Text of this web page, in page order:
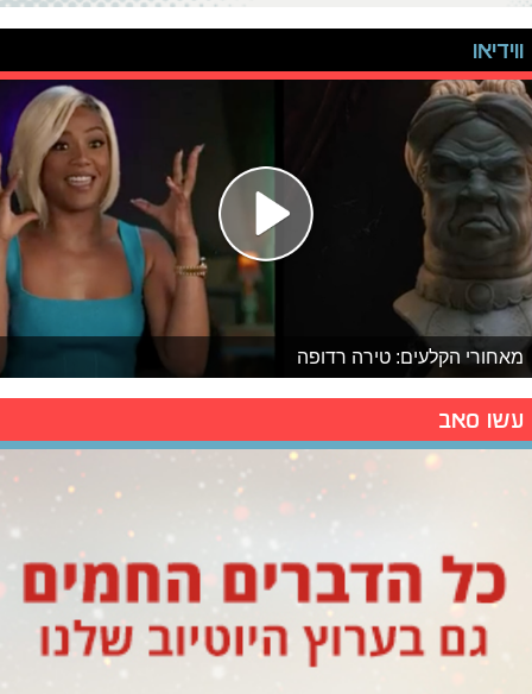
ווידיאו
מאחורי הקלעים: טירה רדופה
עשו סאב